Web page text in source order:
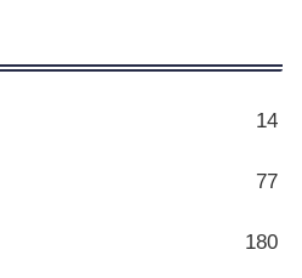
14
77
180